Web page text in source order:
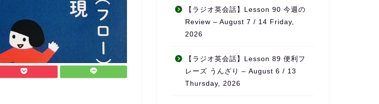
なんとか仕事と両立すること
ができました。
英会話など目標がある方、サ
ポートを受けながら進めたい
【ラジオ英会話】Lesson 90 今週の
Review – August 7 / 14 Friday,
2026
【ラジオ英会話】Lesson 89 便利フ
レーズ うんざり – August 6 / 13
Thursday, 2026